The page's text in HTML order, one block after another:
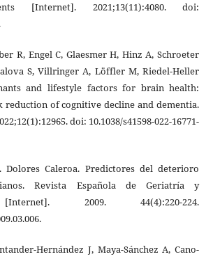
[Internet]. 2021;13(11):4080. doi:
R, Engel C, Glaesmer H, Hinz A, Schroeter
S, Villringer A, Löffler M, Riedel-Heller
and lifestyle factors for brain health:
of cognitive decline and dementia.
doi: 10.1038/s41598-022-16771-
Dolores Caleroa. Predictores del deterioro
Revista Española de Geriatría y
2009. 44(4):220-224.
Hernández J, Maya-Sánchez A, Cano-